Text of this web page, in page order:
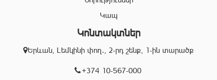
«Ալեքս-Ռ» ընկերության իրավաբանական բաժնի
աշխատակիցները կապահովեն Ձեր գործարքների
օրինականությունը, փաստաթղթերի ճշտությունը և
ծագած ցանկացած խնդիրների արագ և որակյալ
Կապ
Կոնտակտներ
Երևան, Լեմկինի փող․, 2-րդ շենք, 1-ին տարածք
+374 10-567-000